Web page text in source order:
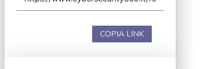
COPIA LINK